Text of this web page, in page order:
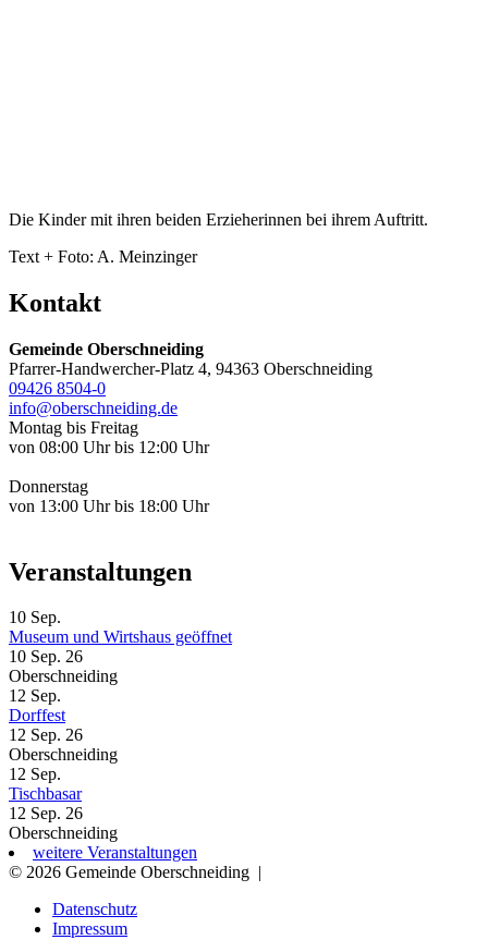
Die Kinder mit ihren beiden Erzieherinnen bei ihrem Auftritt.
Text + Foto: A. Meinzinger
Kontakt
Gemeinde Oberschneiding
Pfarrer-Handwercher-Platz 4, 94363 Oberschneiding
09426 8504-0
info@oberschneiding.de
Montag bis Freitag
von 08:00 Uhr bis 12:00 Uhr
Donnerstag
von 13:00 Uhr bis 18:00 Uhr
Veranstaltungen
10 Sep.
Museum und Wirtshaus geöffnet
10 Sep. 26
Oberschneiding
12 Sep.
Dorffest
12 Sep. 26
Oberschneiding
12 Sep.
Tischbasar
12 Sep. 26
Oberschneiding
weitere Veranstaltungen
© 2026 Gemeinde Oberschneiding |
Datenschutz
Impressum